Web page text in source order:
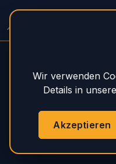
Wir verwenden
Details in
Akzeptieren